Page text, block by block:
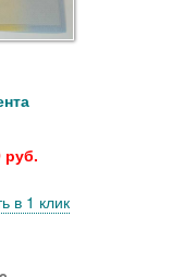
в 1 клик